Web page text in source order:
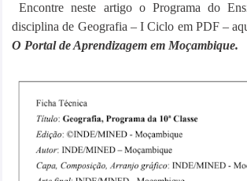
Encontre neste artigo o Programa do
disciplina de Geografia – I Ciclo em PDF –
O Portal de Aprendizagem em Moçambique.